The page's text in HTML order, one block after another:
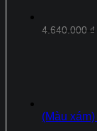
4.640.000₫
(Màu xám)